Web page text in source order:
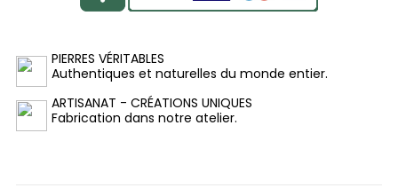
PIERRES VÉRITABLES
Authentiques et naturelles du monde entier.
ARTISANAT - CRÉATIONS UNIQUES
Fabrication dans notre atelier.